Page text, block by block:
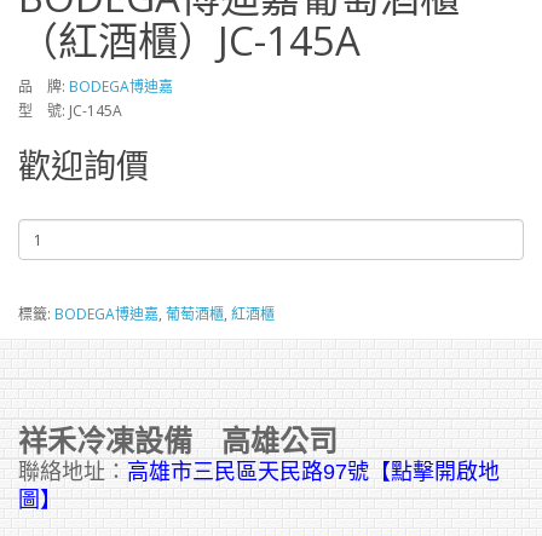
（紅酒櫃）JC-145A
品 牌: BODEGA博迪嘉
型 號: JC-145A
歡迎詢價
標籤: BODEGA博迪嘉, 葡萄酒櫃, 紅酒櫃
祥禾冷凍設備 高雄公司
聯絡地址： 高雄市三民區天民路97號【點擊開啟地
圖】